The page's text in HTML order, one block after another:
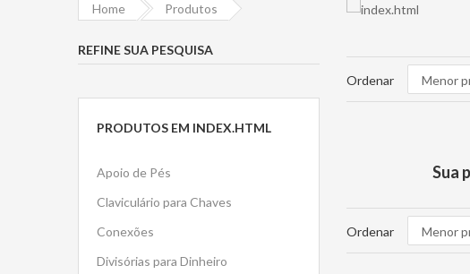
Ordenar
Sua
Ordenar
Home Produtos
REFINE SUA PESQUISA
PRODUTOS EM INDEX.HTML
Apoio de Pés
Claviculário para Chaves
Conexões
Divisórias para Dinheiro